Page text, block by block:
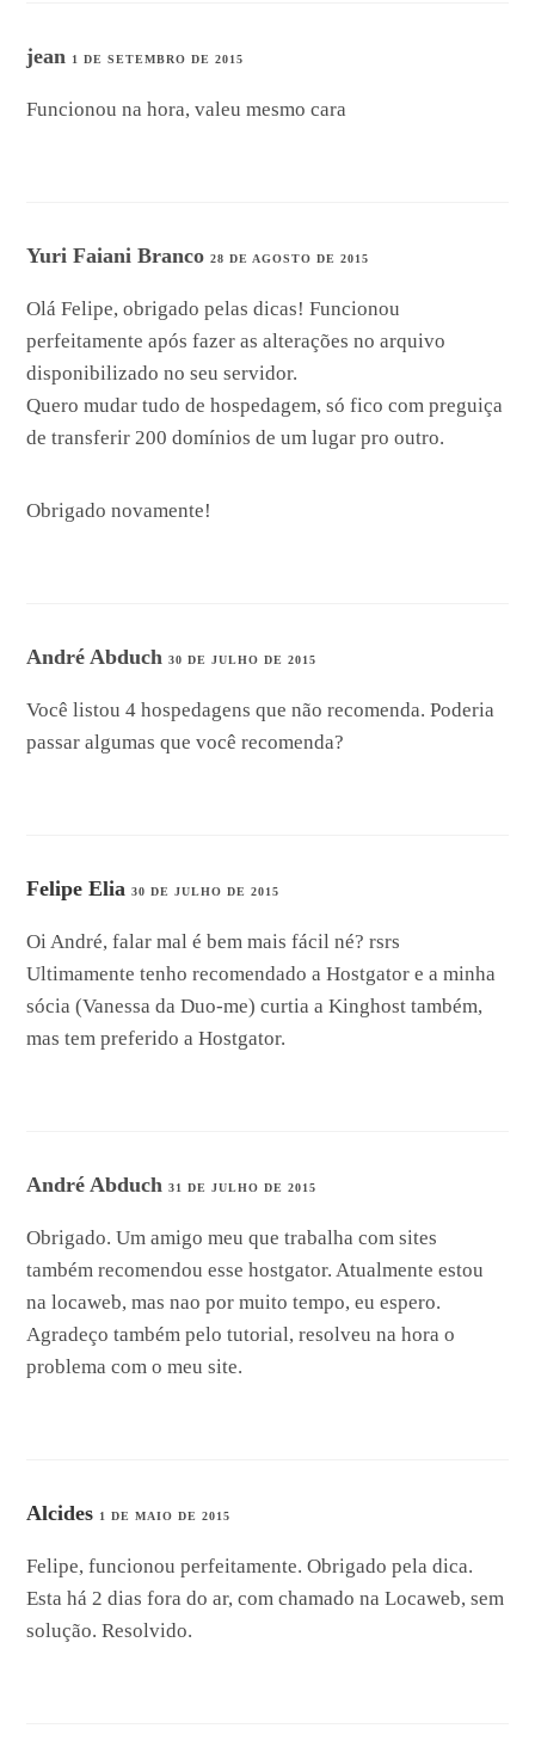
jean 1 DE SETEMBRO DE 2015
Funcionou na hora, valeu mesmo cara
Yuri Faiani Branco28 DE AGOSTO DE 2015
Olá Felipe, obrigado pelas dicas! Funcionou
perfeitamente após fazer as alterações no arquivo
disponibilizado no seu servidor.
Quero mudar tudo de hospedagem, só fico com preguiça
de transferir 200 domínios de um lugar pro outro.
Obrigado novamente!
André Abduch30 DE JULHO DE 2015
Você listou 4 hospedagens que não recomenda. Poderia
passar algumas que você recomenda?
Felipe Elia 30 DE JULHO DE 2015
Oi André, falar mal é bem mais fácil né? rsrs
Ultimamente tenho recomendado a Hostgator e a minha
sócia (Vanessa da Duo-me) curtia a Kinghost também,
mas tem preferido a Hostgator.
André Abduch31 DE JULHO DE 2015
Obrigado. Um amigo meu que trabalha com sites
também recomendou esse hostgator. Atualmente estou
na locaweb, mas nao por muito tempo, eu espero.
Agradeço também pelo tutorial, resolveu na hora o
problema com o meu site.
Alcides 1 DE MAIO DE 2015
Felipe, funcionou perfeitamente. Obrigado pela dica.
Esta há 2 dias fora do ar, com chamado na Locaweb, sem
solução. Resolvido.